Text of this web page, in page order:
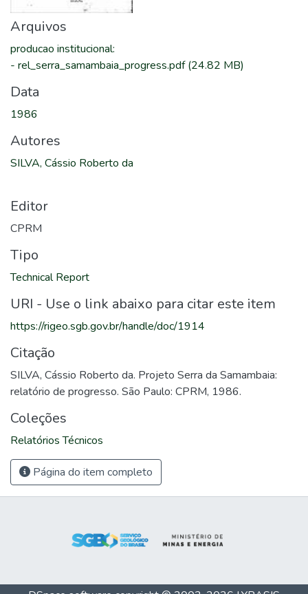
Arquivos
producao institucional:
- rel_serra_samambaia_progress.pdf(24.82 MB)
Data
1986
Autores
SILVA, Cássio Roberto da
Editor
CPRM
Tipo
Technical Report
URI - Use o link abaixo para citar este item
https://rigeo.sgb.gov.br/handle/doc/1914
Citação
SILVA, Cássio Roberto da. Projeto Serra da Samambaia:
relatório de progresso. São Paulo: CPRM, 1986.
Coleções
Relatórios Técnicos
Página do item completo